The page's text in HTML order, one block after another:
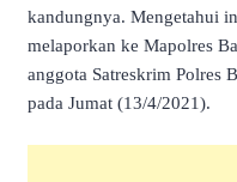
kandungnya. Mengetahui
melaporkan ke Mapolres
anggota Satreskrim Polres
pada Jumat (13/4/2021).